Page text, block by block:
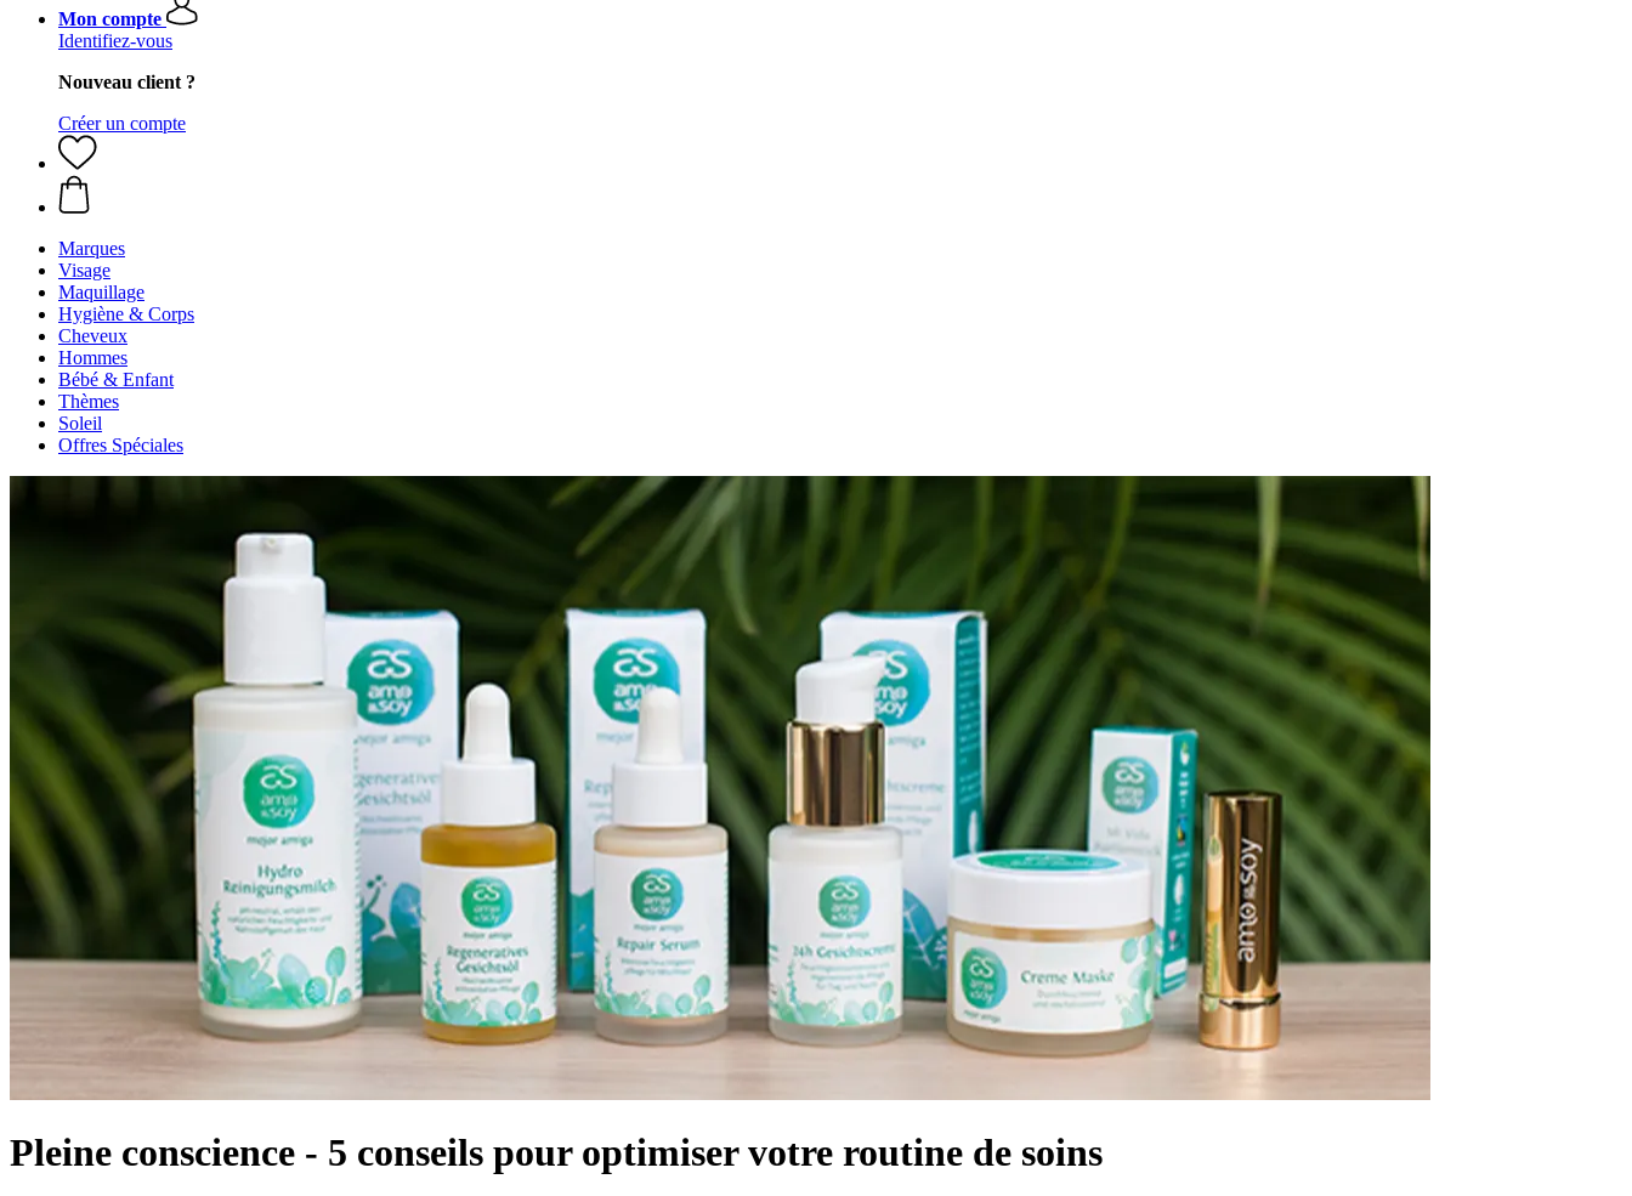
Mon compte
Identifiez-vous
Nouveau client ?
Créer un compte
Marques
Visage
Maquillage
Hygiène & Corps
Cheveux
Hommes
Bébé & Enfant
Thèmes
Soleil
Offres Spéciales
Pleine conscience - 5 conseils pour optimiser votre routine de soins